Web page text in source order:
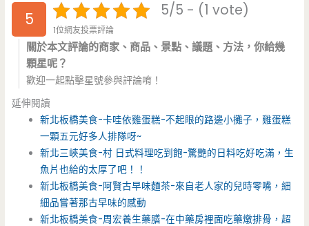
5 5/5 - (1 vote)
1位網友投票評論
關於本文評論的商家、商品、景點、議題、方法，你給幾
顆星呢？
歡迎一起點擊星號參與評論唷！
延伸閱讀
新北板橋美食-卡哇依雞蛋糕-不起眼的路邊小攤子，雞蛋糕
一顆五元好多人排隊呀~
新北三峽美食-村 日式料理吃到飽-驚艷的日料吃好吃滿，生
魚片也給的太厚了吧！！
新北板橋美食-阿賢古早味麵茶-來自老人家的兒時零嘴，細
細品嘗著那古早味的感動
新北板橋美食-周宏養生藥膳-在中藥房裡面吃藥燉排骨，超